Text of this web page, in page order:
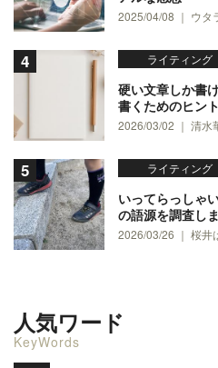
2025/04/08 ｜ ウタ
ライティング
硬い文章しか書
書くためのヒント
2026/03/02 ｜ 清水
ライティング
いってらっしゃ
の語源を調査し
2026/03/26 ｜ 桜井
人気ワード
KeyWords